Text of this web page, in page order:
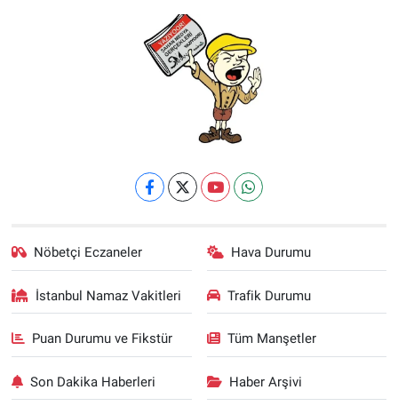
Nöbetçi Eczaneler Hava Durumu
İstanbul Namaz Vakitleri Trafik Durumu
Puan Durumu ve Fikstür Tüm Manşetler
Son Dakika Haberleri Haber Arşivi